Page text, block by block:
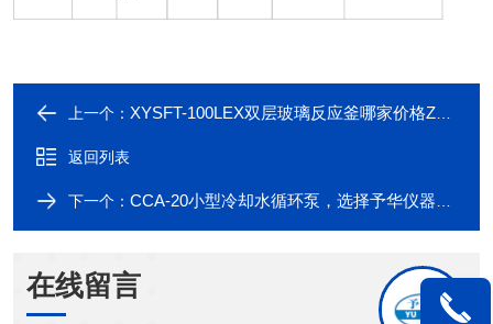
上一个： XYSFT-100LEX双层玻璃反应釜哪家价格Z合理，（托盘型）
返回列表
下一个： CCA-20小型冷却水循环泵，选择予华仪器，厂价直销！
在线留言